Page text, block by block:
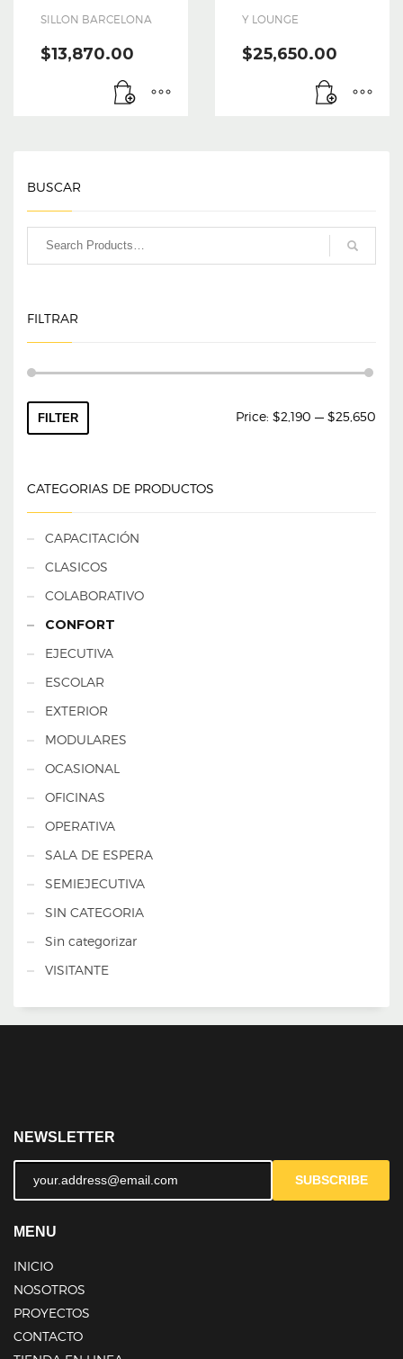
SILLON BARCELONA
$13,870.00
Y LOUNGE
$25,650.00
BUSCAR
FILTRAR
FILTER Price: $2,190 — $25,650
CATEGORIAS DE PRODUCTOS
CAPACITACIÓN
CLASICOS
COLABORATIVO
CONFORT
EJECUTIVA
ESCOLAR
EXTERIOR
MODULARES
OCASIONAL
OFICINAS
OPERATIVA
SALA DE ESPERA
SEMIEJECUTIVA
SIN CATEGORIA
Sin categorizar
VISITANTE
NEWSLETTER
SUBSCRIBE
MENU
INICIO
NOSOTROS
PROYECTOS
CONTACTO